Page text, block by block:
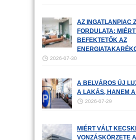
AZ INGATLANPIAC
FORDULATA:
BEFEKTETŐK AZ
2026-07-30
A BELVÁROS ÚJ
A LAKÁS, HANEM
2026-07-29
MIÉRT VÁLT
VONZÁSKÖRZETE